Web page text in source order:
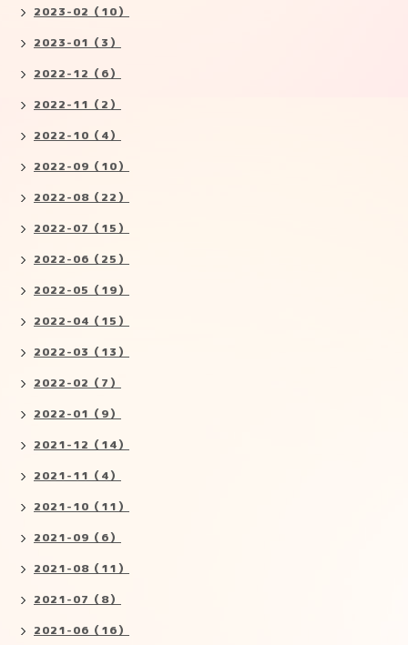
2023-02（10）
2023-01（3）
2022-12（6）
2022-11（2）
2022-10（4）
2022-09（10）
2022-08（22）
2022-07（15）
2022-06（25）
2022-05（19）
2022-04（15）
2022-03（13）
2022-02（7）
2022-01（9）
2021-12（14）
2021-11（4）
2021-10（11）
2021-09（6）
2021-08（11）
2021-07（8）
2021-06（16）